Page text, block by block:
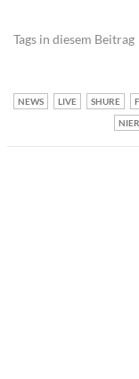
Tags in diesem Beitrag
NEWS LIVE SHURE